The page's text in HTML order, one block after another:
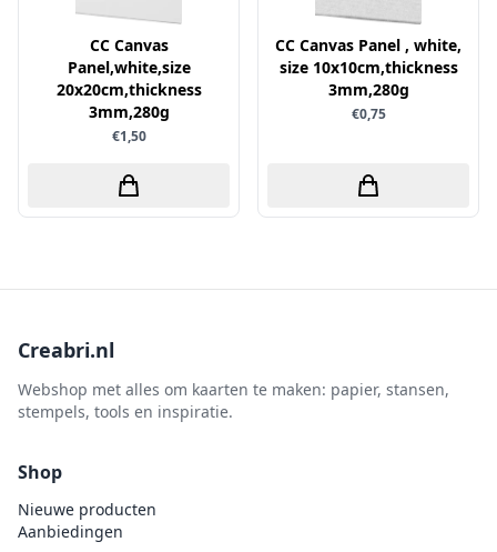
Trowback
Uitdrukvellen
Canvas
Die Cuts
Pan Pastel
Graphic 45
Hobby Art
Hobbydots
HobbyFun
Hobbyzine
Jalekro
JeJe
Lapland knipvel
Lemon Craft
Lisa Horton - Crafts
Rubber stempels
schudmateriaal
Scrappapier
Shiny details
Specialties
Stickers
Tijdschrift
Washi - tape
CC Canvas
Panel,white,size
20x20cm,thickness
3mm,280g
€1,50
CC Canvas Panel , white,
size 10x10cm,thickness
3mm,280g
€0,75
Creabri.nl
Webshop met alles om kaarten te maken: papier, stansen,
stempels, tools en inspiratie.
Shop
Nieuwe producten
Aanbiedingen